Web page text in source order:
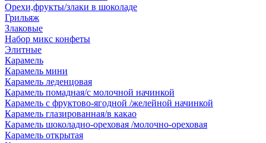
Орехи,фрукты/злаки в шоколаде
Грильяж
Злаковые
Набор микс конфеты
Элитные
Карамель
Карамель мини
Карамель леденцовая
Карамель помадная/с молочной начинкой
Карамель с фруктово-ягодной /желейной начинкой
Карамель глазированная/в какао
Карамель шоколадно-ореховая /молочно-ореховая
Карамель открытая